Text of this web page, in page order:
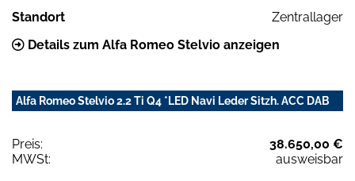
Standort
Zentrallager
Details zum Alfa Romeo Stelvio anzeigen
Alfa Romeo Stelvio 2.2 Ti Q4 *LED Navi Leder Sitzh. ACC DAB
Preis:
38.650,00 €
MWSt:
ausweisbar